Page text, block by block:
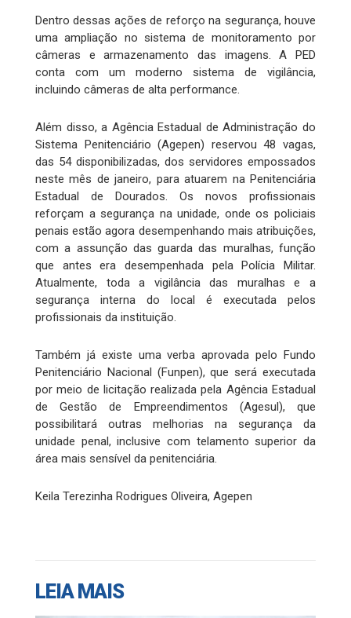
Dentro dessas ações de reforço na segurança, houve
uma ampliação no sistema de monitoramento por
câmeras e armazenamento das imagens. A PED
conta com um moderno sistema de vigilância,
incluindo câmeras de alta performance.
Além disso, a Agência Estadual de Administração do
Sistema Penitenciário (Agepen) reservou 48 vagas,
das 54 disponibilizadas, dos servidores empossados
neste mês de janeiro, para atuarem na Penitenciária
Estadual de Dourados. Os novos profissionais
reforçam a segurança na unidade, onde os policiais
penais estão agora desempenhando mais atribuições,
com a assunção das guarda das muralhas, função
que antes era desempenhada pela Polícia Militar.
Atualmente, toda a vigilância das muralhas e a
segurança interna do local é executada pelos
profissionais da instituição.
Também já existe uma verba aprovada pelo Fundo
Penitenciário Nacional (Funpen), que será executada
por meio de licitação realizada pela Agência Estadual
de Gestão de Empreendimentos (Agesul), que
possibilitará outras melhorias na segurança da
unidade penal, inclusive com telamento superior da
área mais sensível da penitenciária.
Keila Terezinha Rodrigues Oliveira, Agepen
LEIA MAIS